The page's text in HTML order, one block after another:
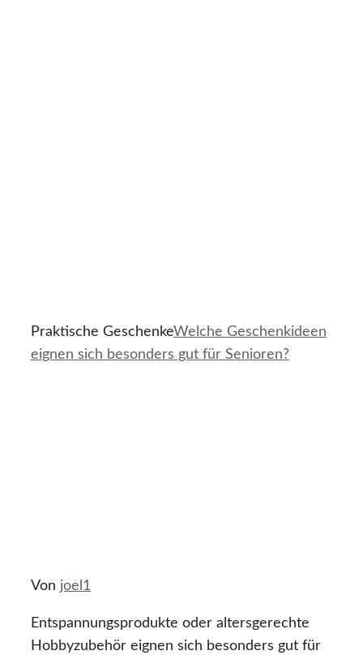
Praktische GeschenkeWelche Geschenkideen
eignen sich besonders gut für Senioren?
Von joel1
Entspannungsprodukte oder altersgerechte
Hobbyzubehör eignen sich besonders gut für